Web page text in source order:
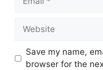
Website
Save my name,
browser for the